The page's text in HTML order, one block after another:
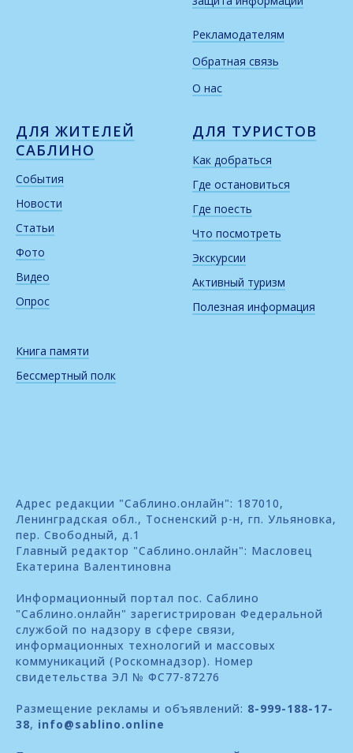
Рекламодателям
Обратная связь
О нас
ДЛЯ ЖИТЕЛЕЙ
САБЛИНО
События
Новости
Статьи
Фото
Видео
Опрос
Книга памяти
Бессмертный полк
ДЛЯ ТУРИСТОВ
Как добраться
Где остановиться
Где поесть
Что посмотреть
Экскурсии
Активный туризм
Полезная информация
Адрес редакции "Саблино.онлайн": 187010,
Ленинградская обл., Тосненский р-н, гп. Ульяновка,
пер. Свободный, д.1
Главный редактор "Саблино.онлайн": Масловец
Екатерина Валентиновна
Информационный портал пос. Саблино
"Саблино.онлайн" зарегистрирован Федеральной
службой по надзору в сфере связи,
информационных технологий и массовых
коммуникаций (Роскомнадзор). Номер
свидетельства ЭЛ № ФС77-87276
Размещение рекламы и объявлений: 8-999-188-17-
38, info@sablino.online